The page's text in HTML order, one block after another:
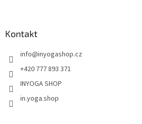
Kontakt
info@inyogashop.cz
+420 777 893 371
INYOGA SHOP
in.yoga.shop